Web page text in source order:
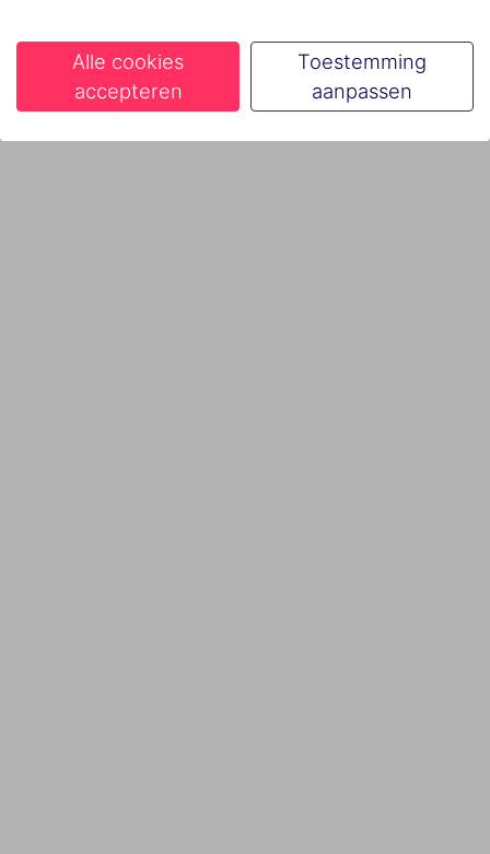
Alle cookies
accepteren
Toestemming
aanpassen